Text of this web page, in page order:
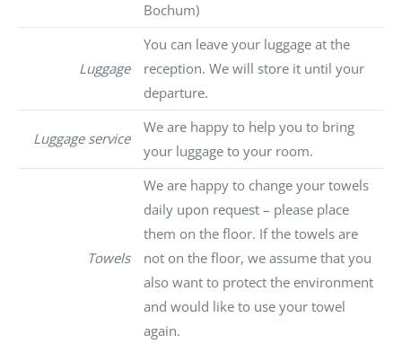
Bochum)
Luggage
You can leave your luggage at the
reception. We will store it until your
departure.
Luggage service
We are happy to help you to bring
your luggage to your room.
Towels
We are happy to change your towels
daily upon request – please place
them on the floor. If the towels are
not on the floor, we assume that you
also want to protect the environment
and would like to use your towel
again.